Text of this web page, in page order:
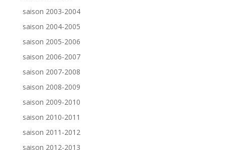
saison 2003-2004
saison 2004-2005
saison 2005-2006
saison 2006-2007
saison 2007-2008
saison 2008-2009
saison 2009-2010
saison 2010-2011
saison 2011-2012
saison 2012-2013